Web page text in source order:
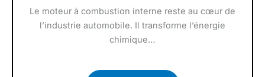
Le moteur à combustion interne reste au cœur de
l’industrie automobile. Il transforme l’énergie
chimique…